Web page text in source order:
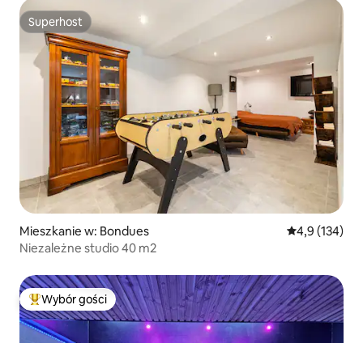
Superhost
Superhost
Mieszkanie w: Bondues Średnia
4,9 (134)
Niezależne studio 40 m2
Najpopularniejsze z kategorii Wybór gości
Wybór gości